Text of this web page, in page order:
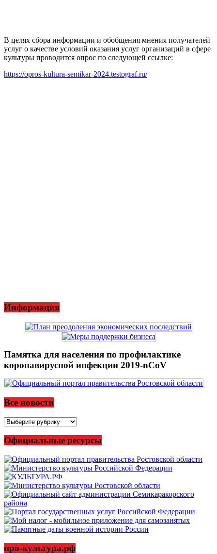
В целях сбора информации и обобщения мнения получателей
услуг о качестве условий оказания услуг организаций в сфере
культуры проводится опрос по следующей ссылке:
https://opros-kultura-semikar-2024.testograf.ru/
Информация
Памятка для населения по профилактике
коронавирусной инфекции 2019-nCoV
Все новости
Все
Официальные ресурсы
про-культура.рф